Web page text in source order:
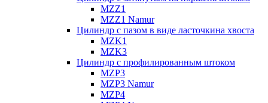
MZZ1
MZZ1 Namur
Цилиндр с пазом в виде ласточкина хвоста
MZK1
MZK3
Цилиндр с профилированным штоком
MZP3
MZP3 Namur
MZP4